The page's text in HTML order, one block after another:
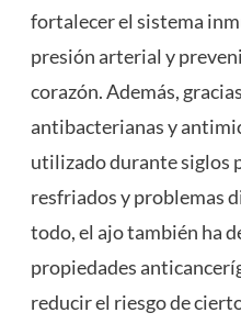
fortalecer el sistema
presión arterial y
corazón. Además,
antibacterianas y
utilizado durante siglos
resfriados y problemas
todo, el ajo también ha
propiedades
reducir el riesgo de